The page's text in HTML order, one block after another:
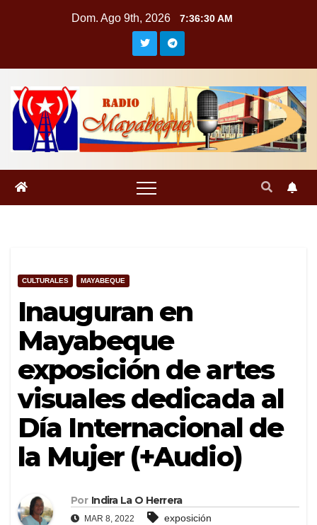
Dom. Ago 9th, 2026 7:36:31 AM
CULTURALES MAYABEQUE
Inauguran en
Mayabeque
exposición de artes
visuales dedicada al
Día Internacional de
la Mujer (+Audio)
Por Indira La O Herrera
MAR 8, 2022 exposición